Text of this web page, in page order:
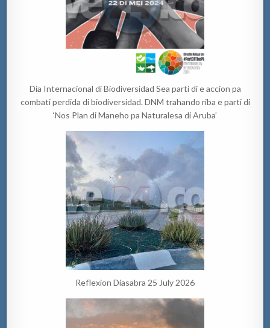
Dia Internacional di Biodiversidad Sea parti di e accion pa
combati perdida di biodiversidad. DNM trahando riba e parti di
‘Nos Plan di Maneho pa Naturalesa di Aruba’
Reflexion Diasabra 25 July 2026